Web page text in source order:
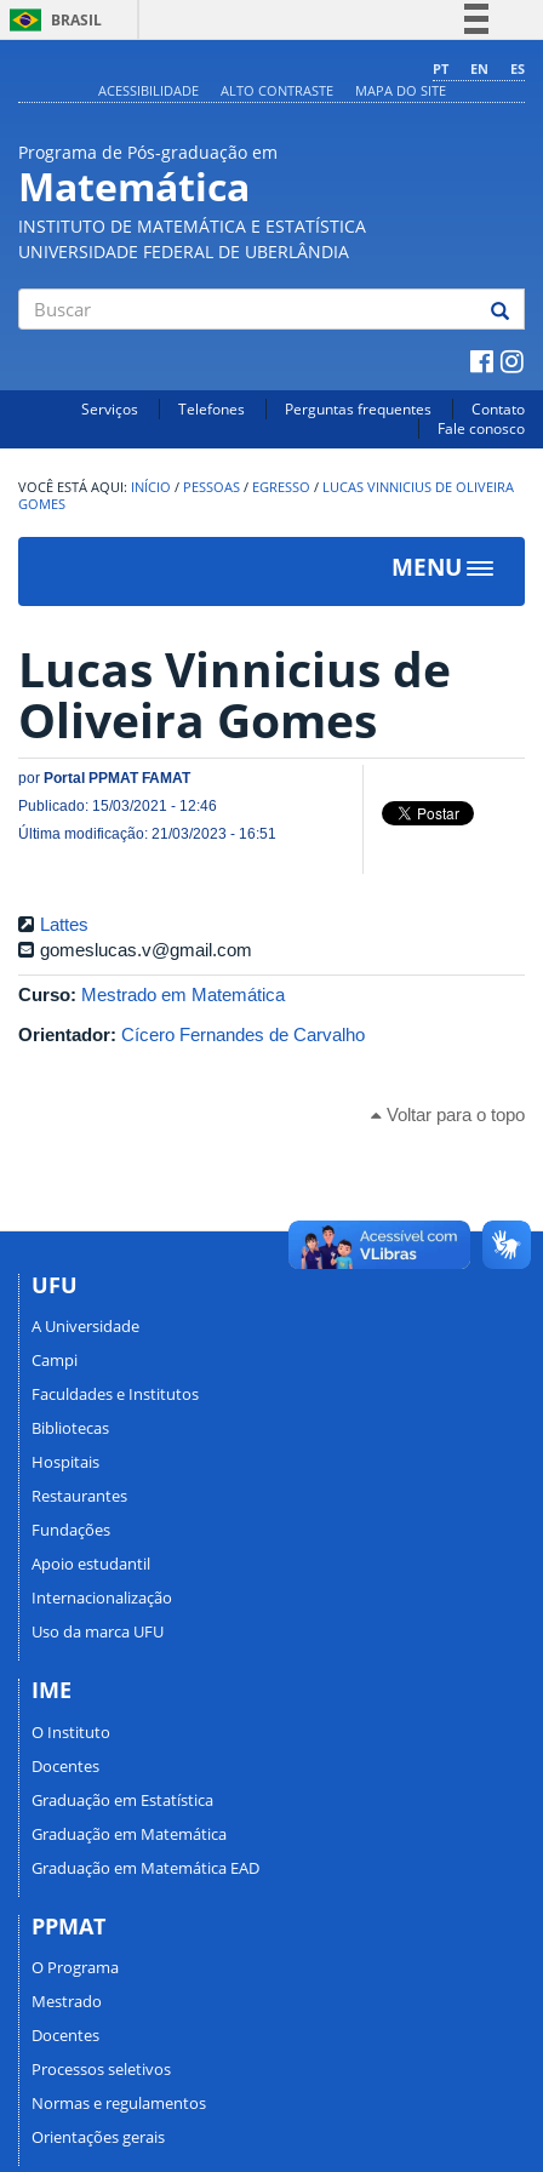
BRASIL
Comunica BR
PT EN
ES
ACESSIBILIDADE
ALTO CONTRASTE MAPA DO SITE
Programa de Pós-graduação em
Matemática
INSTITUTO DE MATEMÁTICA E ESTATÍSTICA
UNIVERSIDADE FEDERAL DE UBERLÂNDIA
Serviços Telefones Perguntas frequentes
Contato
Fale conosco
INÍCIO / PESSOAS / EGRESSO / LUCAS VINNICIUS DE OLIVEIRA
GOMES
MENU
Toggle
Lucas Vinnicius de
Oliveira Gomes
por Portal PPMAT FAMAT
Publicado: 15/03/2021 - 12:46
Última modificação: 21/03/2023 - 16:51
Lattes
gomeslucas.v@gmail.com
Curso: Mestrado em Matemática
Orientador: Cícero Fernandes de Carvalho
Voltar para o topo
UFU
A Universidade
Campi
Faculdades e Institutos
Bibliotecas
Hospitais
Restaurantes
Fundações
Apoio estudantil
Internacionalização
Uso da marca UFU
IME
O Instituto
Docentes
Graduação em Estatística
Graduação em Matemática
Graduação em Matemática EAD
PPMAT
O Programa
Mestrado
Docentes
Processos seletivos
Normas e regulamentos
Orientações gerais